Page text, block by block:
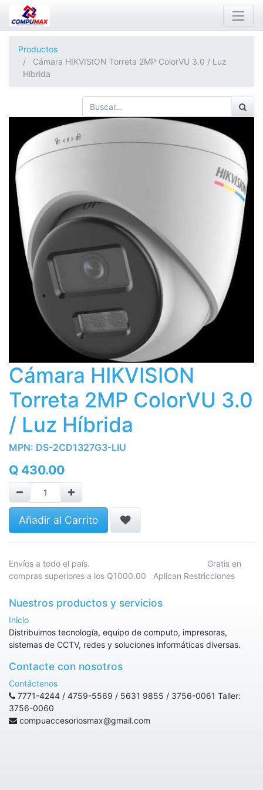
Productos
Cámara HIKVISION Torreta 2MP ColorVU 3.0 / Luz
Híbrida
Cámara HIKVISION
Torreta 2MP ColorVU 3.0
/ Luz Híbrida
MPN: DS-2CD1327G3-LIU
Q 430.00
Añadir al Carrito
Envíos a todo el país. Gratis en
compras superiores a los Q1000.00 Aplican Restricciones
Nuestros productos y servicios
Inicio
Distribuimos tecnología, equipo de computo, impresoras,
sistemas de CCTV, redes y soluciones informáticas diversas.
Contacte con nosotros
Contáctenos
7771-4244 / 4759-5569 / 5631 9855 / 3756-0061 Taller:
3756-0060
compuaccesoriosmax@gmail.com